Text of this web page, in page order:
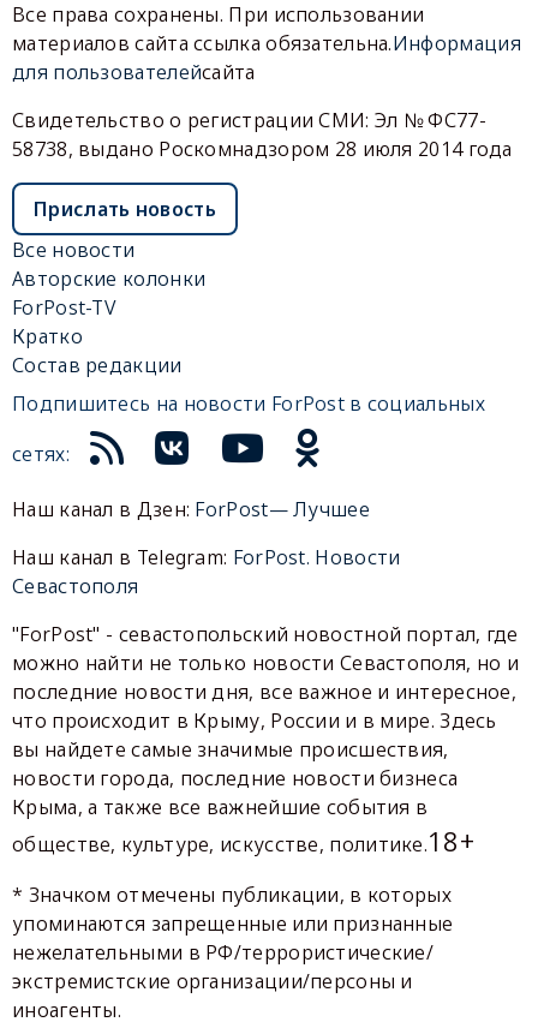
Все права сохранены. При использовании
материалов сайта ссылка обязательна.Информация
для пользователейсайта
Свидетельство о регистрации СМИ: Эл № ФС77-
58738, выдано Роскомнадзором 28 июля 2014 года
Прислать новость
Все новости
Авторские колонки
ForPost-TV
Кратко
Состав редакции
Подпишитесь на новости ForPost в социальных
сетях:
Наш канал в Дзен: ForPost— Лучшее
Наш канал в Telegram: ForPost. Новости
Севастополя
"ForPost" - севастопольский новостной портал, где
можно найти не только новости Севастополя, но и
последние новости дня, все важное и интересное,
что происходит в Крыму, России и в мире. Здесь
вы найдете самые значимые происшествия,
новости города, последние новости бизнеса
Крыма, а также все важнейшие события в
обществе, культуре, искусстве, политике.18+
* Значком отмечены публикации, в которых
упоминаются запрещенные или признанные
нежелательными в РФ/террористические/
экстремистские организации/персоны и
иноагенты.